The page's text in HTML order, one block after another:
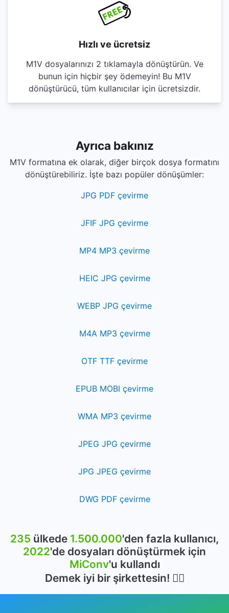
Hızlı ve ücretsiz
M1V dosyalarınızı 2 tıklamayla dönüştürün. Ve
bunun için hiçbir şey ödemeyin! Bu M1V
dönüştürücü, tüm kullanıcılar için ücretsizdir.
Ayrıca bakınız
M1V formatına ek olarak, diğer birçok dosya formatını
dönüştürebiliriz. İşte bazı popüler dönüşümler:
JPG PDF çevirme
JFIF JPG çevirme
MP4 MP3 çevirme
HEIC JPG çevirme
WEBP JPG çevirme
M4A MP3 çevirme
OTF TTF çevirme
EPUB MOBI çevirme
WMA MP3 çevirme
JPEG JPG çevirme
JPG JPEG çevirme
DWG PDF çevirme
235 ülkede 1.500.000'den fazla kullanıcı,
2022'de dosyaları dönüştürmek için
MiConv'u kullandı
Demek iyi bir şirkettesin! 👍🏻